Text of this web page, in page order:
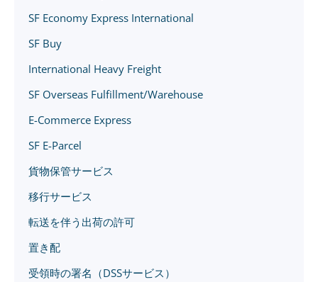
SF Economy Express International
SF Buy
International Heavy Freight
SF Overseas Fulfillment/Warehouse
E-Commerce Express
SF E-Parcel
貨物保管サービス
移行サービス
転送を伴う出荷の許可
置き配
受領時の署名（DSSサービス）